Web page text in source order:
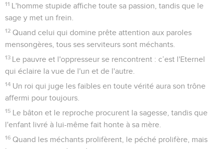
11 L'homme stupide affiche toute sa passion, tandis que le
sage y met un frein.
12 Quand celui qui domine prête attention aux paroles
mensongères, tous ses serviteurs sont méchants.
13 Le pauvre et l'oppresseur se rencontrent : c’est l'Eternel
qui éclaire la vue de l'un et de l'autre.
14 Un roi qui juge les faibles en toute vérité aura son trône
affermi pour toujours.
15 Le bâton et le reproche procurent la sagesse, tandis que
l'enfant livré à lui-même fait honte à sa mère.
16 Quand les méchants prolifèrent, le péché prolifère, mais